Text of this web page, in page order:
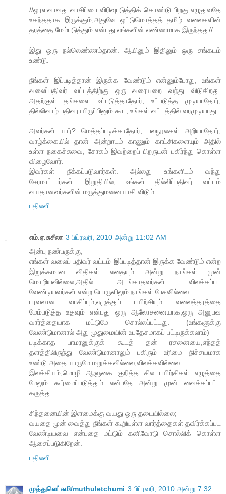
//ஓரளவாவது வாசிப்பை விரிவுபடுத்திக் கொண்டு பிறகு எழுதுவதே
உகந்ததாக இருக்கும்,அதுவே ஒட்டுமொத்தத் தமிழ் வலைகளின்
தரத்தை மேம்படுத்தும் என்பது எங்களின் எண்ணமாக இருந்தது//
இது ஒரு நல்லெண்ணம்தான். ஆயினும் இதிலும் ஒரு சங்கடம்
உண்டு.
நீங்கள் இப்படித்தான் இருக்க வேண்டும் என்னும்போது, உங்கள்
வலைப்பதிவர் வட்டத்திற்கு ஒரு வரையறை வந்து விடுகிறது.
அதற்குள் தங்களை உட்படுத்தாதோர், உட்படுத்த முடியாதோர்,
தில்லிவாழ் பதிவராயிருப்பினும் கூட, உங்கள் வட்டத்தில் வரமுடியாது.
அவர்கள் யார்? மெத்தப்படிக்காதோர்; பலநூலகள் அறியாதோர்;
வாழ்க்கையில் தான் அன்றாடம் காணும் காட்சிகளையும் அதில்
உள்ள நகைச்சுவை, சோகம் இவற்றைப் பிறருடன் பகிர்ந்து கொள்ள
விழைவோர்.
இவர்கள் நீக்கப்படுவார்கள். அல்லது உங்களிடம் வந்து
சேரமாட்டார்கள். இறுதியில், உங்கள் தில்லிப்பதிவர் வட்டம்
வயதானவர்களின் மருத்துமனையாகி விடும்.
பதிலளி
எம்.ஏ.சுசீலா 3 பிப்ரவரி, 2010 அன்று 11:02 AM
அன்பு நண்பருக்கு,
எங்கள் வலைப் பதிவர் வட்டம் இப்படித்தான் இருக்க வேண்டும் என்ற
இறுக்கமான விதிகள் எதையும் அன்று நாங்கள் முன்
மொழியவில்லை;அதில் அடங்காதவர்கள் விலக்கப்பட
வேண்டியவர்கள் என்ற பொருளிலும் நாங்கள் பேசவில்லை.
பரவலான வாசிப்பும்,எழுத்துப் பயிற்சியும் வலைத்தரத்தை
மேம்படுத்த உதவும் என்பது ஒரு ஆலோசனையாக,ஒரு அனுபவ
வார்த்தையாக மட்டுமே சொல்லப்பட்டது. (உங்களுக்கு
வேண்டுமானால் அது முதுமையின் உபதேசமாகப் பட்டிருக்கலாம்)
படிக்காத பாமரனுக்குக் கூடத் தன் ரசனையை,எந்தத்
தளத்திலிருந்து வேண்டுமானாலும் பகிரும் உரிமை நிச்சயமாக
உண்டு.அதை யாருமே மறுக்கவில்லை;விலக்கவில்லை.
இலக்கியம்,மொழி ஆளுகை குறித்த சில பயிற்சிகள் எழுத்தை
மேலும் கூர்மைப்படுத்தும் என்பதே அன்று முன் வைக்கப்பட்ட
கருத்து.
சிந்தனையின் இளமைக்கு வயது ஒரு தடையில்லை;
வயதை முன் வைத்து நீங்கள் கூறியுள்ள வார்த்தைகள் தவிர்க்கப்பட
வேண்டியவை என்பதை மட்டும் கனிவோடு சொல்லிக் கொள்ள
ஆசைப்படுகிறேன்.
பதிலளி
முத்துலெட்சுமி/muthuletchumi 3 பிப்ரவரி, 2010 அன்று 7:32